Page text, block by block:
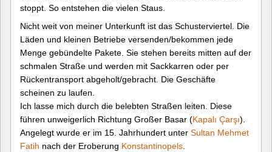
stoppt. So entstehen die vielen Staus.
Nicht weit von meiner Unterkunft ist das Schusterviertel. Die
Läden und kleinen Betriebe versenden/bekommen jede
Menge gebündelte Pakete. Sie stehen bereits mitten auf der
schmalen Straße und werden mit Sackkarren oder per
Rückentransport abgeholt/gebracht. Die Geschäfte
scheinen zu laufen.
Ich lasse mich durch die belebten Straßen leiten. Diese
führen unweigerlich Richtung Großer Basar (Kapalı Çarşı).
Angelegt wurde er im 15. Jahrhundert unter Sultan Mehmet
Fatih nach der Eroberung Konstantinopels